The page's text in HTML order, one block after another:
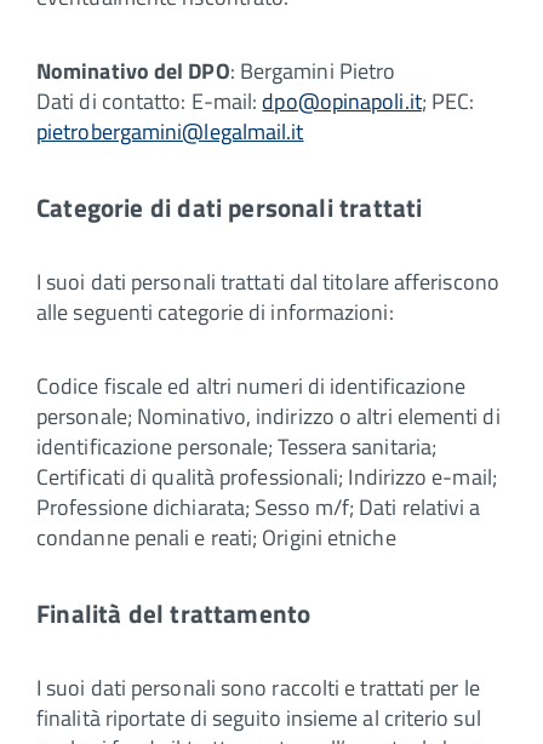
Nominativo del DPO: Bergamini Pietro
Dati di contatto: E-mail: dpo@opinapoli.it; PEC:
pietrobergamini@legalmail.it
Categorie di dati personali trattati
I suoi dati personali trattati dal titolare afferiscono
alle seguenti categorie di informazioni:
Codice fiscale ed altri numeri di identificazione
personale; Nominativo, indirizzo o altri elementi di
identificazione personale; Tessera sanitaria;
Certificati di qualità professionali; Indirizzo e-mail;
Professione dichiarata; Sesso m/f; Dati relativi a
condanne penali e reati; Origini etniche
Finalità del trattamento
I suoi dati personali sono raccolti e trattati per le
finalità riportate di seguito insieme al criterio sul